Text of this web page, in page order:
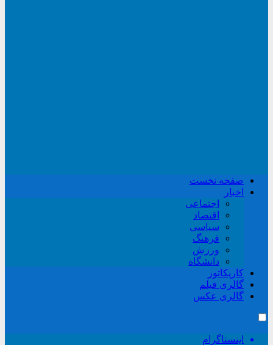
صفحه نخست
اخبار
اجتماعی
اقتصاد
سیاسی
فرهنگ
ورزش
دانشگاه
کاریکاتور
گالری فیلم
گالری عکس
اینستاگرام